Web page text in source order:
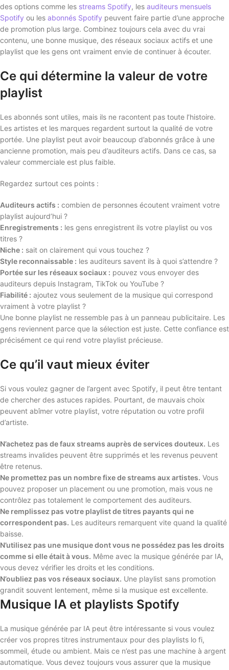
des options comme les streams Spotify, les auditeurs mensuels
Spotify ou les abonnés Spotify peuvent faire partie d’une approche
de promotion plus large. Combinez toujours cela avec du vrai
contenu, une bonne musique, des réseaux sociaux actifs et une
playlist que les gens ont vraiment envie de continuer à écouter.
Ce qui détermine la valeur de votre
playlist
Les abonnés sont utiles, mais ils ne racontent pas toute l’histoire.
Les artistes et les marques regardent surtout la qualité de votre
portée. Une playlist peut avoir beaucoup d’abonnés grâce à une
ancienne promotion, mais peu d’auditeurs actifs. Dans ce cas, sa
valeur commerciale est plus faible.
Regardez surtout ces points :
Auditeurs actifs : combien de personnes écoutent vraiment votre
playlist aujourd’hui ?
Enregistrements : les gens enregistrent ils votre playlist ou vos
titres ?
Niche : sait on clairement qui vous touchez ?
Style reconnaissable : les auditeurs savent ils à quoi s’attendre ?
Portée sur les réseaux sociaux : pouvez vous envoyer des
auditeurs depuis Instagram, TikTok ou YouTube ?
Fiabilité : ajoutez vous seulement de la musique qui correspond
vraiment à votre playlist ?
Une bonne playlist ne ressemble pas à un panneau publicitaire. Les
gens reviennent parce que la sélection est juste. Cette confiance est
précisément ce qui rend votre playlist précieuse.
Ce qu’il vaut mieux éviter
Si vous voulez gagner de l’argent avec Spotify, il peut être tentant
de chercher des astuces rapides. Pourtant, de mauvais choix
peuvent abîmer votre playlist, votre réputation ou votre profil
d’artiste.
N’achetez pas de faux streams auprès de services douteux. Les
streams invalides peuvent être supprimés et les revenus peuvent
être retenus.
Ne promettez pas un nombre fixe de streams aux artistes. Vous
pouvez proposer un placement ou une promotion, mais vous ne
contrôlez pas totalement le comportement des auditeurs.
Ne remplissez pas votre playlist de titres payants qui ne
correspondent pas. Les auditeurs remarquent vite quand la qualité
baisse.
N’utilisez pas une musique dont vous ne possédez pas les droits
comme si elle était à vous. Même avec la musique générée par IA,
vous devez vérifier les droits et les conditions.
N’oubliez pas vos réseaux sociaux. Une playlist sans promotion
grandit souvent lentement, même si la musique est excellente.
Musique IA et playlists Spotify
La musique générée par IA peut être intéressante si vous voulez
créer vos propres titres instrumentaux pour des playlists lo fi,
sommeil, étude ou ambient. Mais ce n’est pas une machine à argent
automatique. Vous devez toujours vous assurer que la musique